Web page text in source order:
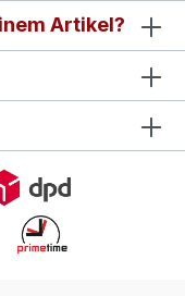
Artikel?